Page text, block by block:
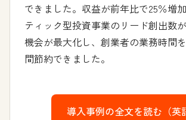
できました。収益が前年比で25％増
ティック型投資事業のリード創出数
機会が最大化し、創業者の業務時間
間節約できました。
導入事例の全文を読む（英